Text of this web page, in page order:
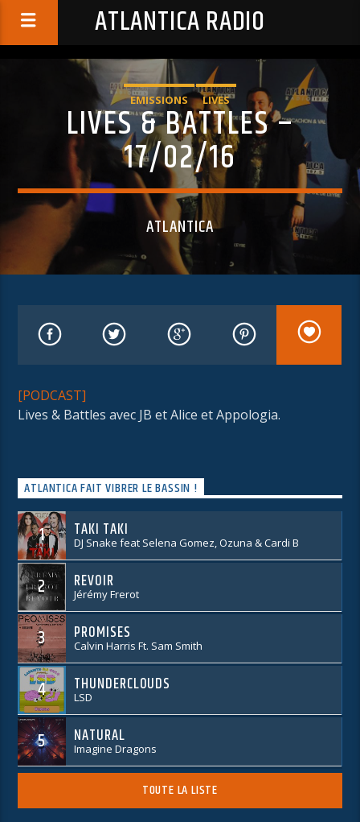
ATLANTICA RADIO
EMISSIONS LIVES
LIVES & BATTLES –
17/02/16
ATLANTICA
[PODCAST]
Lives & Battles avec JB et Alice et Appologia.
ATLANTICA FAIT VIBRER LE BASSIN !
1 TAKI TAKI
DJ Snake feat Selena Gomez, Ozuna & Cardi B
2 REVOIR
Jérémy Frerot
3 PROMISES
Calvin Harris Ft. Sam Smith
4 THUNDERCLOUDS
LSD
5 NATURAL
Imagine Dragons
TOUTE LA LISTE